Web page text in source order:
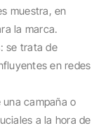
muestra, en
la marca.
: se trata de
en redes
campaña o
a la hora de